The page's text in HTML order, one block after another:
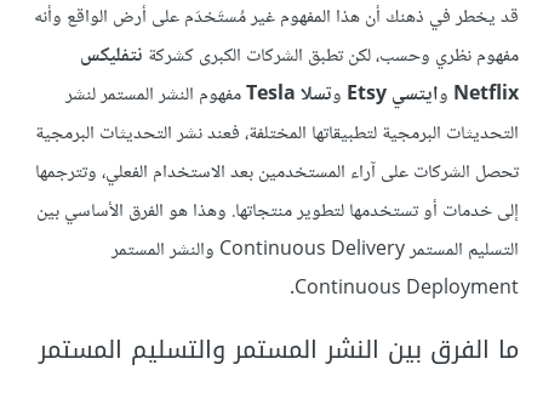
قد يخطر في ذهنك أن هذا المفهوم غير مُستَخدَم على أرض الواقع وأنه
مفهوم نظري وحسب، لكن تطبق الشركات الكبرى كشركة نتفليكس
Netflix وايتسي Etsy وتسلا Tesla
مفهوم النشر المستمر لنشر
التحديثات البرمجية لتطبيقاتها المختلفة، فعند نشر التحديثات البرمجية
تحصل الشركات على آراء المستخدمين بعد الاستخدام الفعلي، وتترجمها
إلى خدمات أو تستخدمها لتطوير منتجاتها. وهذا هو الفرق الأساسي بين
التسليم المستمر Continuous Delivery والنشر المستمر
Continuous Deployment.
ما الفرق بين النشر المستمر والتسليم المستمر